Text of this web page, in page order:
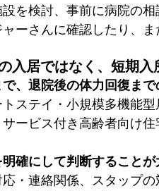
を検討、事前に病院の
ーさんに確認したり、ま
入居ではなく、短期入
、退院後の体力回復まで
トステイ・小規模多機能
ービス付き高齢者向け
確にして判断すること
・連絡関係、スタップ